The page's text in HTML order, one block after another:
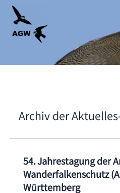
Skip
content
Archiv der
54. Jahrestagung der
Wanderfalkenschutz
Württemberg